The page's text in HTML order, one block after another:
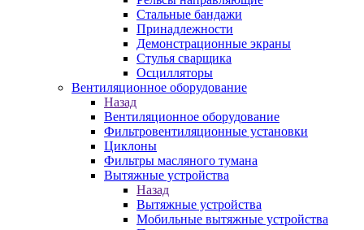
Стальные бандажи
Принадлежности
Демонстрационные экраны
Стулья сварщика
Осцилляторы
Вентиляционное оборудование
Назад
Вентиляционное оборудование
Фильтровентиляционные установки
Циклоны
Фильтры масляного тумана
Вытяжные устройства
Назад
Вытяжные устройства
Мобильные вытяжные устройства